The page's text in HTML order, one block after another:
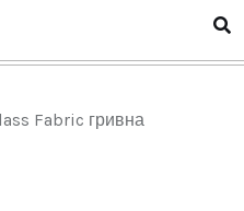
Fabric гривна